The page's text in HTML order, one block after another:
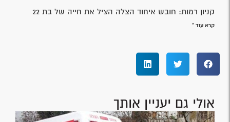
קניון רמות: חובש איחוד הצלה הציל את חייה של בת 22
קרא עוד »
אולי גם יעניין אותך